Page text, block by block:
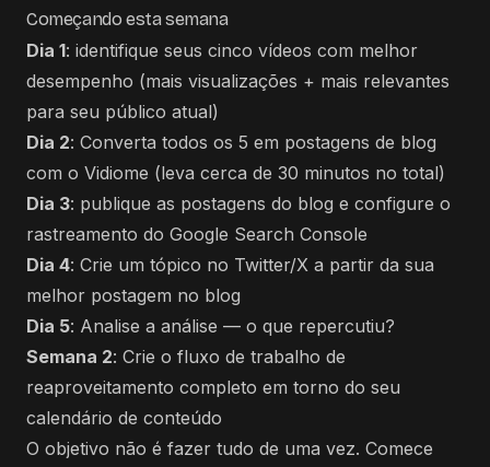
Começando esta semana
Dia 1: identifique seus cinco vídeos com melhor
desempenho (mais visualizações + mais relevantes
para seu público atual)
Dia 2: Converta todos os 5 em postagens de blog
com o Vidiome (leva cerca de 30 minutos no total)
Dia 3: publique as postagens do blog e configure o
rastreamento do Google Search Console
Dia 4: Crie um tópico no Twitter/X a partir da sua
melhor postagem no blog
Dia 5: Analise a análise — o que repercutiu?
Semana 2: Crie o fluxo de trabalho de
reaproveitamento completo em torno do seu
calendário de conteúdo
O objetivo não é fazer tudo de uma vez. Comece